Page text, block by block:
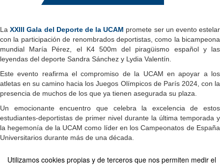
Utilizamos cookies propias y de terceros que nos permiten medir el
LaXXIII Gala del Deporte de la UCAM promete ser un evento estelar
con la participación de renombrados deportistas, como la bicampeona
mundial María Pérez, el K4 500m del piragüismo español y las
leyendas del deporte Sandra Sánchez y Lydia Valentín.
Este evento reafirma el compromiso de la UCAM en apoyar a los
atletas en su camino hacia los Juegos Olímpicos de París 2024, con la
presencia de muchos de los que ya tienen asegurada su plaza.
Un emocionante encuentro que celebra la excelencia de estos
estudiantes-deportistas de primer nivel durante la última temporada y
la hegemonía de la UCAM como líder en los Campeonatos de España
Universitarios durante más de una década.